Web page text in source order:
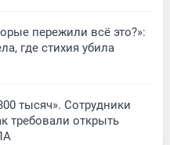
пережили всё это?»:
где стихия убила
тысяч». Сотрудники
требовали открыть